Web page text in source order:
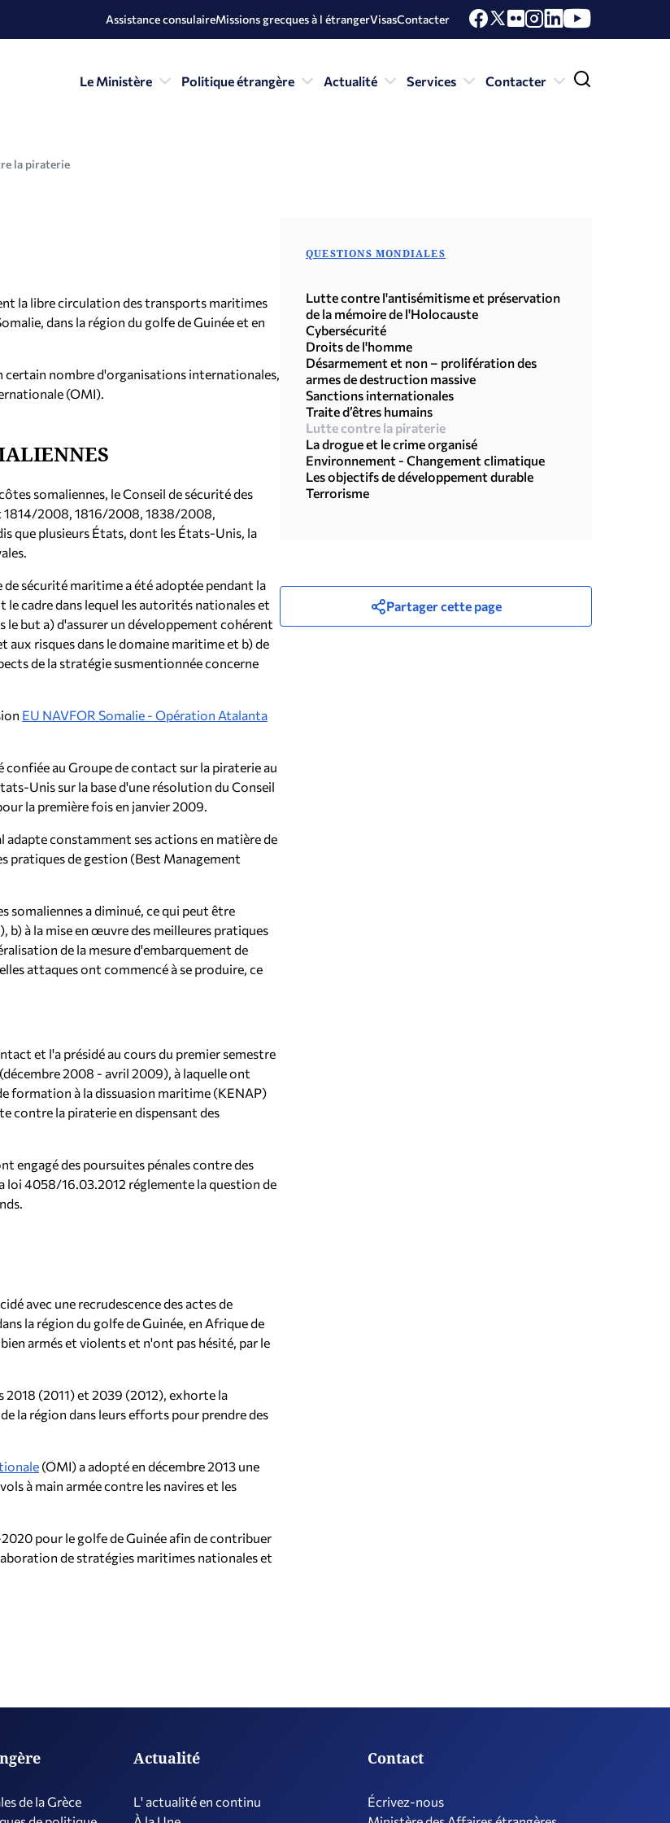
Assistance consulaireMissions grecques à l étrangerVisasContacter
Le Ministère Politique étrangère Actualité Services Contacter
la piraterie
la libre circulation des transports maritimes
dans la région du golfe de Guinée et en
certain nombre d'organisations internationales,
(OMI).
somaliennes, le Conseil de sécurité des
1814/2008, 1816/2008, 1838/2008,
que plusieurs États, dont les États-Unis, la
sécurité maritime a été adoptée pendant la
cadre dans lequel les autorités nationales et
but a) d'assurer un développement cohérent
aux risques dans le domaine maritime et b) de
de la stratégie susmentionnée concerne
EU NAVFOR Somalie - Opération Atalanta
au Groupe de contact sur la piraterie au
Unis sur la base d'une résolution du Conseil
la première fois en janvier 2009.
constamment ses actions en matière de
pratiques de gestion (Best Management
somaliennes a diminué, ce qui peut être
à la mise en œuvre des meilleures pratiques
de la mesure d'embarquement de
attaques ont commencé à se produire, ce
et l'a présidé au cours du premier semestre
2008 - avril 2009), à laquelle ont
formation à la dissuasion maritime (KENAP)
contre la piraterie en dispensant des
engagé des poursuites pénales contre des
loi 4058/16.03.2012 réglemente la question de
avec une recrudescence des actes de
la région du golfe de Guinée, en Afrique de
armés et violents et n'ont pas hésité, par le
2018 (2011) et 2039 (2012), exhorte la
la région dans leurs efforts pour prendre des
(OMI) a adopté en décembre 2013 une
à main armée contre les navires et les
pour le golfe de Guinée afin de contribuer
de stratégies maritimes nationales et
QUESTIONS MONDIALES
Lutte contre l'antisémitisme et préservation
de la mémoire de l'Holocauste
Cybersécurité
Droits de l'homme
Désarmement et non – prolifération des
armes de destruction massive
Sanctions internationales
Traite d’êtres humains
Lutte contre la piraterie
La drogue et le crime organisé
Environnement - Changement climatique
Les objectifs de développement durable
Terrorisme
Partager cette page
de la Grèce
Actualité
L' actualité en continu
Contact
Écrivez-nous